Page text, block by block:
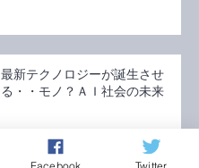
最新テクノロジーが誕生させ
る・・モノ？ＡＩ社会の未来
Facebook Twitter